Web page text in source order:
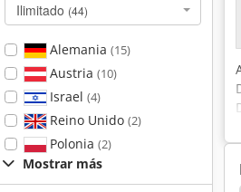
Ilimitado (44)
Alemania (15)
Austria (10)
Israel (4)
Reino Unido (2)
Polonia (2)
Mostrar más